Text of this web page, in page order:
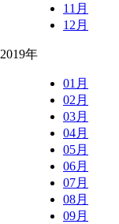
11月
12月
2019年
01月
02月
03月
04月
05月
06月
07月
08月
09月